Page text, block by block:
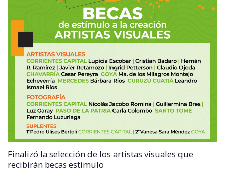
Finalizó la selección de los artistas visuales que
recibirán becas estímulo